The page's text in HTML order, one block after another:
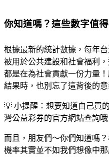
你知道嗎？這些數字值
根據最新的統計數據，每年
被用於公共建設和社會福利
都是在為社會貢獻一份力量
結果時，也別忘了這背後的意
💡 小提醒：想要知道自己買
灣公益彩券的官方網站查詢哦
而且，朋友們～你們知道嗎
機率其實並不如我們想像中